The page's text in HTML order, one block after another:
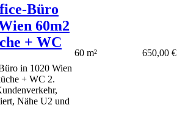
Büro
60m2
+ WC
in 1020 Wien
+ WC 2.
Nähe U2 und
60 m² 650,00 €